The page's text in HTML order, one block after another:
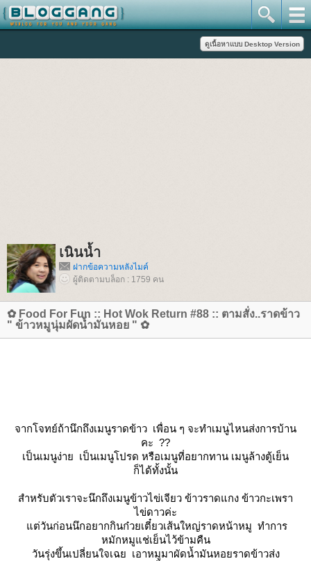
เนินน้ำ
ฝากข้อความหลังไมค์
ผู้ติดตามบล็อก : 1759 คน
✿ Food For Fun :: Hot Wok Return #88 :: ตามสั่ง..ราดข้าว
" ข้าวหมูนุ่มผัดน้ำมันหอย " ✿
จากโจทย์ถ้านึกถึงเมนูราดข้าว เพื่อน ๆ จะทำเมนูไหนส่งการบ้าน
คะ ??
เป็นเมนูง่าย เป็นเมนูโปรด หรือเมนูที่อยากทาน เมนูล้างตู้เย็น
ก็ได้ทั้งนั้น
สำหรับตัวเราจะนึกถึงเมนูข้าวไข่เจียว ข้าวราดแกง ข้าวกะเพรา
ไข่ดาวค่ะ
ต่วันก่อนนึกอยากกินก๋วยเตี๋ยวเส้นใหญ่ราดหน้าหมู ทำการ
หมักหมูแช่เย็นไว้ข้ามคืน
วันรุ่งขึ้นเปลี่ยนใจเฉย เอาหมูมาผัดน้ำมันหอยราดข้าวส่ง